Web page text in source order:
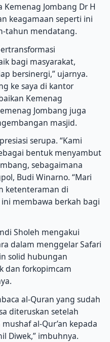
Jombang Dr H
keagamaan seperti ini
tahun mendatang.
bagi masyarakat,
bersinergi,” ujarnya.
ke saya di kantor
Kemenag
Jombang juga
masjid.
serupa. “Kami
bentuk menyambut
sebagaimana
Budi Winarno. “Mari
ketenteraman di
membawa berkah bagi
Sholeh mengakui
dalam menggelar Safari
solid hubungan
dan forkopimcam
al-Quran yang sudah
diteruskan setelah
al-Qur’an kepada
Diwek,” imbuhnya.